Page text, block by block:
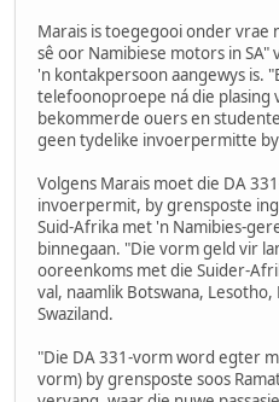
Marais is toegegooi onder vrae
sê oor Namibiese motors in SA"
'n kontakpersoon aangewys is.
telefoonoproepe ná die plasing
bekommerde ouers en
geen tydelike invoerpermitte
Volgens Marais moet die DA
invoerpermit, by grensposte
Suid-Afrika met 'n Namibies-
binnegaan. "Die vorm geld vir
ooreenkoms met die Suider-
val, naamlik Botswana,
Swaziland.
"Die DA 331-vorm word egter
vorm) by grensposte soos